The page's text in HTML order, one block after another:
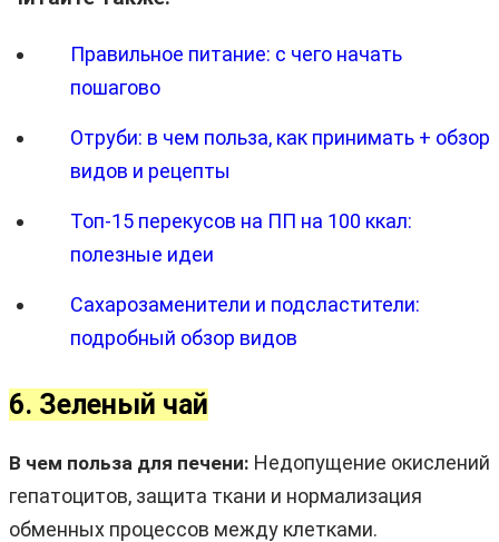
Правильное питание: с чего начать
пошагово
Отруби: в чем польза, как принимать + обзор
видов и рецепты
Топ-15 перекусов на ПП на 100 ккал:
полезные идеи
Сахарозаменители и подсластители:
подробный обзор видов
6. Зеленый чай
В чем польза для печени: Недопущение окислений
гепатоцитов, защита ткани и нормализация
обменных процессов между клетками.